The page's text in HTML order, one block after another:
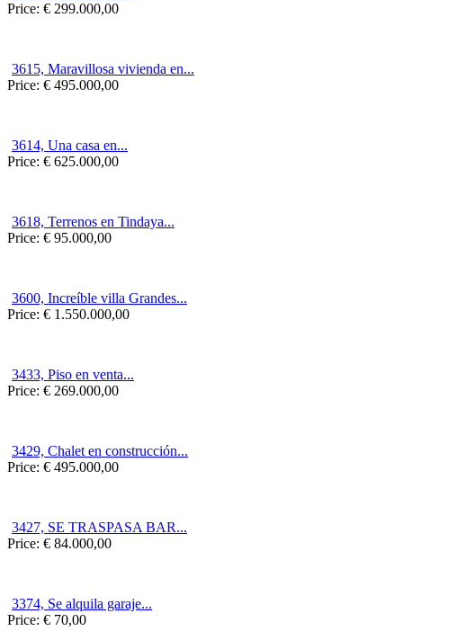
Price: € 299.000,00
3615, Maravillosa vivienda en...
Price: € 495.000,00
3614, Una casa en...
Price: € 625.000,00
3618, Terrenos en Tindaya...
Price: € 95.000,00
3600, Increíble villa Grandes...
Price: € 1.550.000,00
3433, Piso en venta...
Price: € 269.000,00
3429, Chalet en construcción...
Price: € 495.000,00
3427, SE TRASPASA BAR...
Price: € 84.000,00
3374, Se alquila garaje...
Price: € 70,00